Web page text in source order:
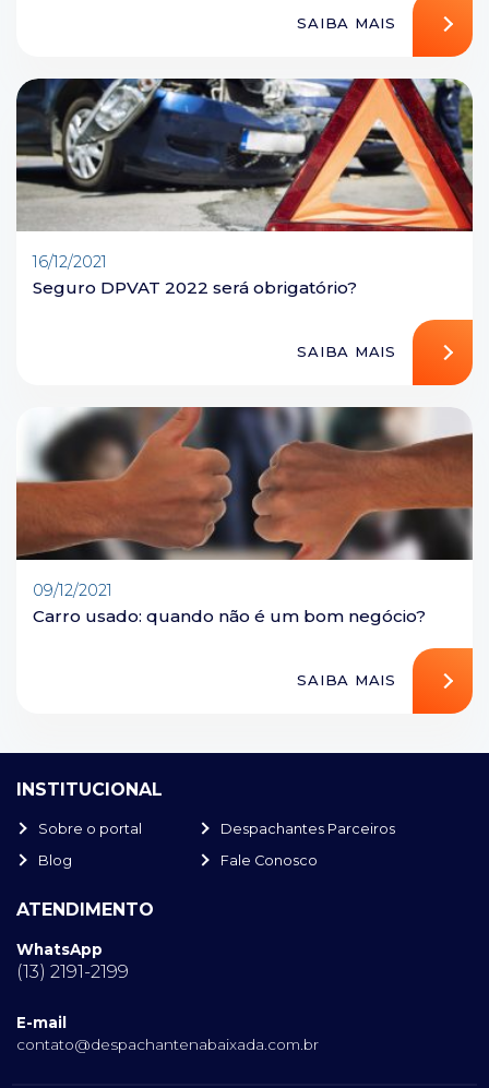
SAIBA MAIS
16/12/2021
Seguro DPVAT 2022 será obrigatório?
SAIBA MAIS
09/12/2021
Carro usado: quando não é um bom negócio?
SAIBA MAIS
INSTITUCIONAL
Sobre o portal
Despachantes Parceiros
Blog
Fale Conosco
ATENDIMENTO
WhatsApp
(13) 2191-2199
E-mail
contato@despachantenabaixada.com.br